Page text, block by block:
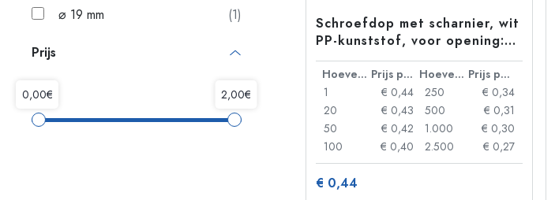
⌀ 19 mm
(1)
Prijs
Schroefdop met scharnier, wit
PP-kunststof, voor opening:
24/410
Hoeveelheid Prijs per eenheid Hoeveelheid
Prijs per eenheid
1
€ 0,44
20
€ 0,43
50
€ 0,42
100
€ 0,40
250
€ 0,34
500
€ 0,31
1.000
€ 0,30
2.500
€ 0,27
€ 0,44